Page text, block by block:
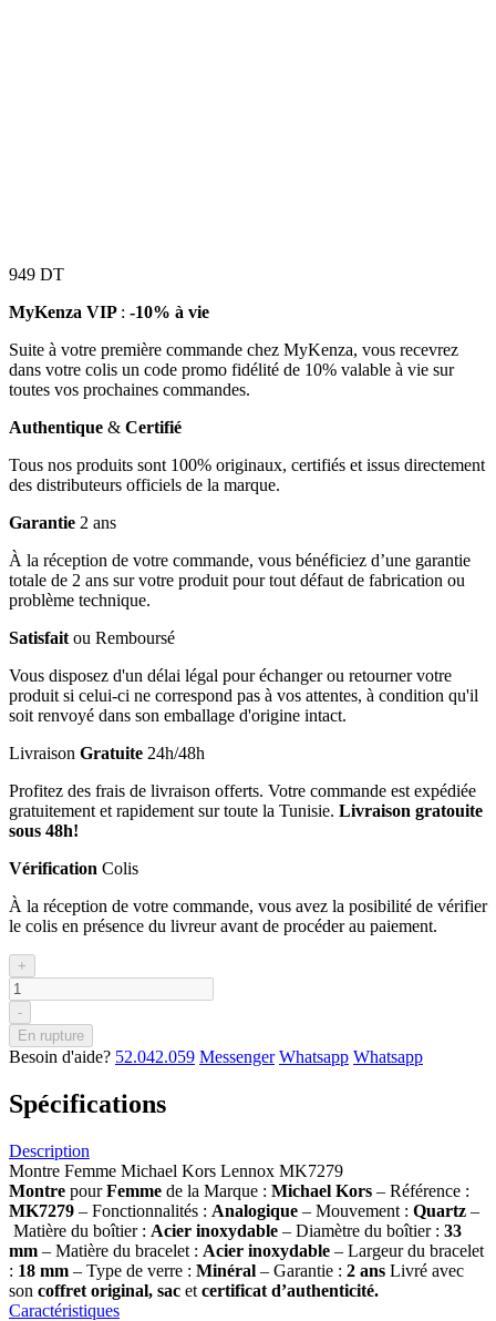
949 DT
MyKenza VIP : -10% à vie
Suite à votre première commande chez MyKenza, vous recevrez
dans votre colis un code promo fidélité de 10% valable à vie sur
toutes vos prochaines commandes.
Authentique & Certifié
Tous nos produits sont 100% originaux, certifiés et issus directement
des distributeurs officiels de la marque.
Garantie 2 ans
À la réception de votre commande, vous bénéficiez d’une garantie
totale de 2 ans sur votre produit pour tout défaut de fabrication ou
problème technique.
Satisfait ou Remboursé
Vous disposez d'un délai légal pour échanger ou retourner votre
produit si celui-ci ne correspond pas à vos attentes, à condition qu'il
soit renvoyé dans son emballage d'origine intact.
Livraison Gratuite 24h/48h
Profitez des frais de livraison offerts. Votre commande est expédiée
gratuitement et rapidement sur toute la Tunisie. Livraison gratouite
sous 48h!
Vérification Colis
À la réception de votre commande, vous avez la posibilité de vérifier
le colis en présence du livreur avant de procéder au paiement.
+
-
En rupture
Besoin d'aide? 52.042.059 Messenger Whatsapp Whatsapp
Spécifications
Description
Montre Femme Michael Kors Lennox MK7279
Montre pourFemme de la Marque : Michael Kors – Référence :
MK7279 – Fonctionnalités : Analogique – Mouvement : Quartz –
Matière du boîtier : Acier inoxydable – Diamètre du boîtier : 33
mm – Matière du bracelet : Acier inoxydable – Largeur du bracelet
: 18 mm – Type de verre : Minéral – Garantie : 2 ans Livré avec
son coffret original, sac et certificat d’authenticité.
Caractéristiques